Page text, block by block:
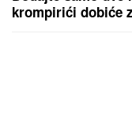
krompirići dobiće